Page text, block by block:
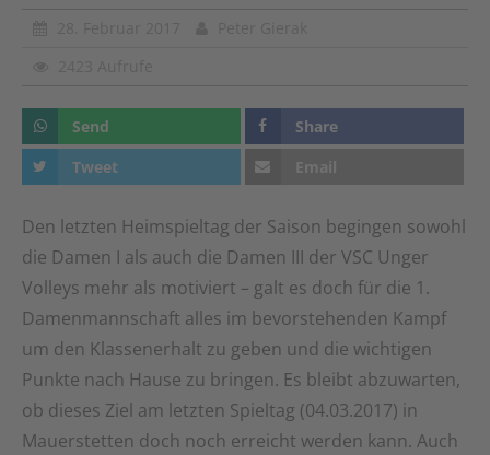
Send
Share
Tweet
Email
Den letzten Heimspieltag der Saison begingen sowohl
die Damen I als auch die Damen III der VSC Unger
Volleys mehr als motiviert – galt es doch für die 1.
Damenmannschaft alles im bevorstehenden Kampf
um den Klassenerhalt zu geben und die wichtigen
Punkte nach Hause zu bringen. Es bleibt abzuwarten,
ob dieses Ziel am letzten Spieltag (04.03.2017) in
Mauerstetten doch noch erreicht werden kann. Auch